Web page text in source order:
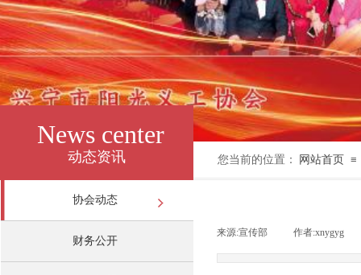
News center
动态资讯 您当前的位置： 网站首页 ≡
协会动态
财务公开
来源:宣传部 作者:xnygyg